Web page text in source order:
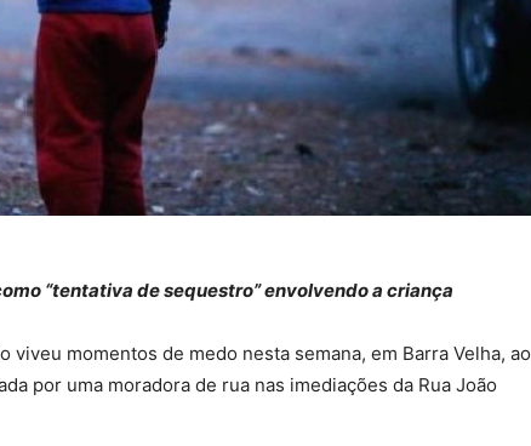
“tentativa de sequestro” envolvendo a criança
viveu momentos de medo nesta semana, em Barra Velha, ao
por uma moradora de rua nas imediações da Rua João